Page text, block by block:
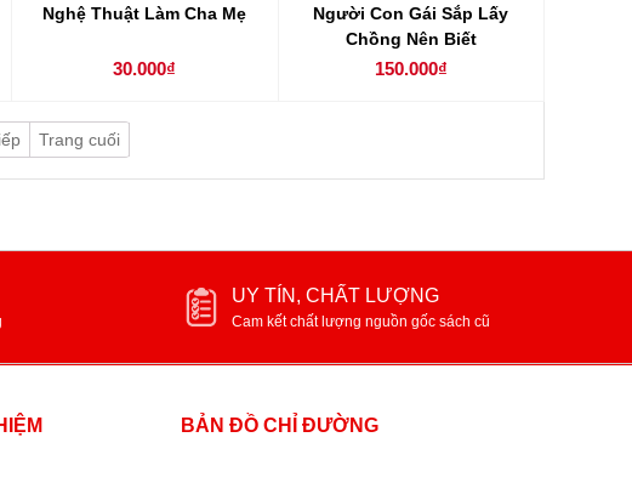
Nghệ Thuật Làm Cha Mẹ
30.000₫
Người Con Gái Sắp Lấy
Chồng Nên Biết
150.000₫
Trang cuối
UY TÍN, CHẤT LƯỢNG
Cam kết chất lượng nguồn gốc sách cũ
BẢN ĐỒ CHỈ ĐƯỜNG